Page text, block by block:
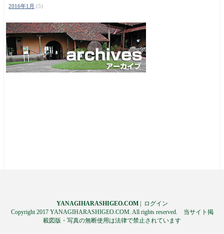
2016年1月 (5)
YANAGIHARASHIGEO.COM|
ログイン
Copyright 2017 YANAGIHARASHIGEO.COM. All rights reserved. 当サイト掲
載図版・写真の無断使用は法律で禁止されています